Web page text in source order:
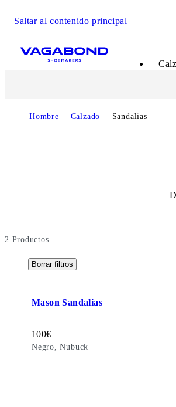
Saltar al contenido principal
Start page
Hombre Calzado Sandalias
2 Productos
Borrar filtros
Mason Sandalias
Precio :
100€
Negro, Nubuck
Añadir favorito: MASON